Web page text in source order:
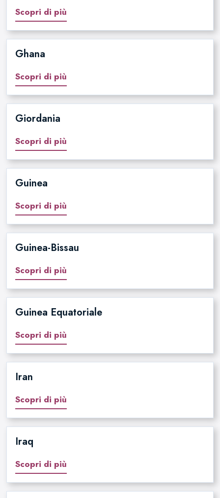
Scopri di più
Ghana
Scopri di più
Giordania
Scopri di più
Guinea
Scopri di più
Guinea-Bissau
Scopri di più
Guinea Equatoriale
Scopri di più
Iran
Scopri di più
Iraq
Scopri di più